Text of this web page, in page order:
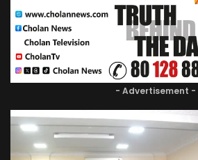
- Advertisement -